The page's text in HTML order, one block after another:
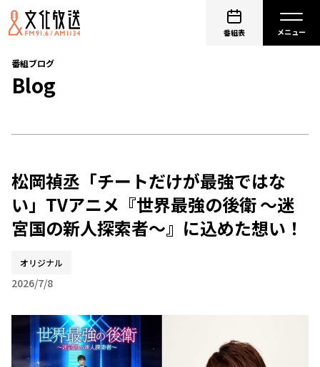
番組表
番組ブログ
Blog
松岡禎丞「チートだけが最強ではな
い」TVアニメ『世界最強の後衛 ～迷
宮国の新人探索者～』に込めた想い！
オリジナル
2026/7/8